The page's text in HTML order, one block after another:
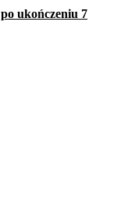
po ukończeniu 7